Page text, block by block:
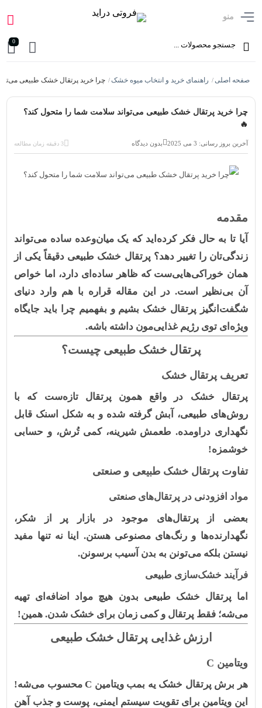
منو
0
صفحه اصلی/ راهنمای خرید و انتخاب میوه خشک/ چرا خرید پرتقال خشک طبیعی
چرا خرید پرتقال خشک طبیعی می‌تواند سلامت شما را متحول کند؟
🔥
آخرین بروز رسانی: 3 می 2025 بدون دیدگاه 3 دقیقه زمان مطالعه
مقدمه
آیا تا به حال فکر کرده‌اید که یک میان‌وعده ساده می‌تواند
زندگی‌تان را تغییر دهد؟ پرتقال خشک طبیعی دقیقاً یکی از
همان خوراکی‌هایی‌ست که ظاهر ساده‌ای دارد، اما خواص
آن بی‌نظیر است. در این مقاله قراره با هم وارد دنیای
شگفت‌انگیز پرتقال خشک بشیم و بفهمیم چرا باید جایگاه
ویژه‌ای توی رژیم غذایی‌مون داشته باشه.
پرتقال خشک طبیعی چیست؟
تعریف پرتقال خشک
پرتقال خشک در واقع همون پرتقال تازه‌ست که با
روش‌های طبیعی، آبش گرفته شده و به شکل اسنک قابل
نگهداری دراومده. طعمش شیرینه، کمی تُرش، و حسابی
خوشمزه!
تفاوت پرتقال خشک طبیعی و صنعتی
مواد افزودنی در پرتقال‌های صنعتی
بعضی از پرتقال‌های موجود در بازار پر از شکر،
نگهدارنده‌ها و رنگ‌های مصنوعی هستن. اینا نه تنها مفید
نیستن بلکه می‌تونن به بدن آسیب برسونن.
فرآیند خشک‌سازی طبیعی
اما پرتقال خشک طبیعی بدون هیچ مواد اضافه‌ای تهیه
می‌شه؛ فقط پرتقال و کمی زمان برای خشک شدن. همین!
ارزش غذایی پرتقال خشک طبیعی
ویتامین C
هر برش پرتقال خشک یه بمب ویتامین Cمحسوب می‌شه!
این ویتامین برای تقویت سیستم ایمنی، پوست و جذب آهن